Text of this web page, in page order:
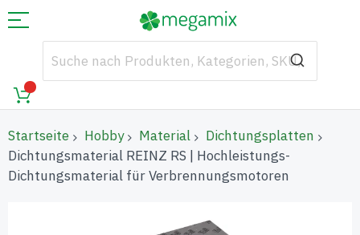
Startseite Hobby Material
Dichtungsplatten
Dichtungsmaterial REINZ RS | Hochleistungs-
Dichtungsmaterial für Verbrennungsmotoren